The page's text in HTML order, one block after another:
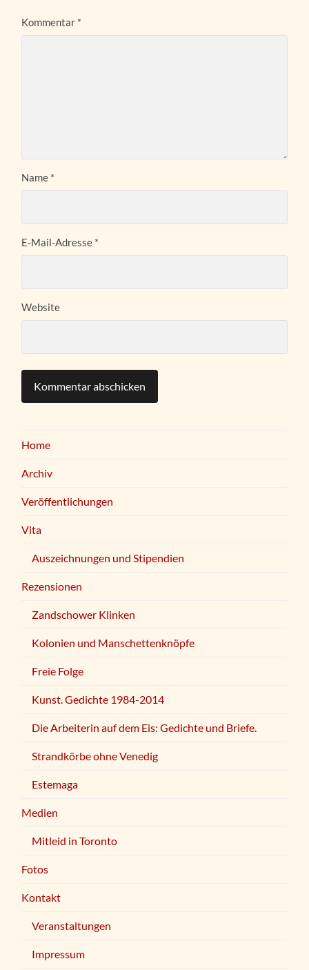
Kommentar *
Name *
E-Mail-Adresse *
Website
Home
Archiv
Veröffentlichungen
Vita
Auszeichnungen und Stipendien
Rezensionen
Zandschower Klinken
Kolonien und Manschettenknöpfe
Freie Folge
Kunst. Gedichte 1984-2014
Die Arbeiterin auf dem Eis: Gedichte und Briefe.
Strandkörbe ohne Venedig
Estemaga
Medien
Mitleid in Toronto
Fotos
Kontakt
Veranstaltungen
Impressum